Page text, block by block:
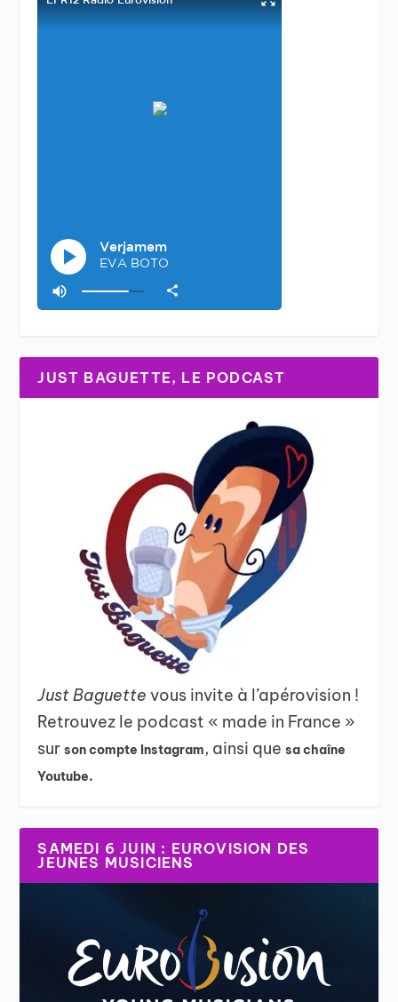
JUST BAGUETTE, LE PODCAST
Just Baguettevous invite à l’apérovision !
Retrouvez le podcast « made in France »
surson compte Instagram, ainsi quesa chaîne
Youtube.
SAMEDI 6 JUIN : EUROVISION DES
JEUNES MUSICIENS